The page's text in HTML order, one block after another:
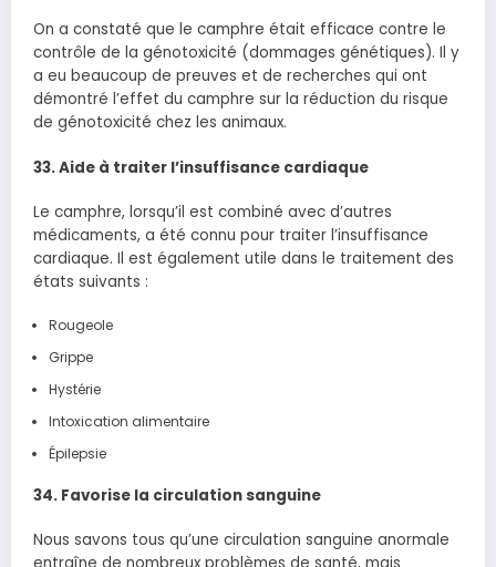
On a constaté que le camphre était efficace contre le
contrôle de la génotoxicité (dommages génétiques). Il y
a eu beaucoup de preuves et de recherches qui ont
démontré l’effet du camphre sur la réduction du risque
de génotoxicité chez les animaux.
33. Aide à traiter l’insuffisance cardiaque
Le camphre, lorsqu’il est combiné avec d’autres
médicaments, a été connu pour traiter l’insuffisance
cardiaque. Il est également utile dans le traitement des
états suivants :
Rougeole
Grippe
Hystérie
Intoxication alimentaire
Épilepsie
34. Favorise la circulation sanguine
Nous savons tous qu’une circulation sanguine anormale